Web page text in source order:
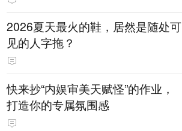
2026夏天最火的鞋，居然是随处可
见的人字拖？
快来抄“内娱审美天赋怪”的作业，
打造你的专属氛围感